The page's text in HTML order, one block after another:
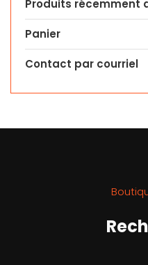
Produits récemment
Panier
Contact par courriel